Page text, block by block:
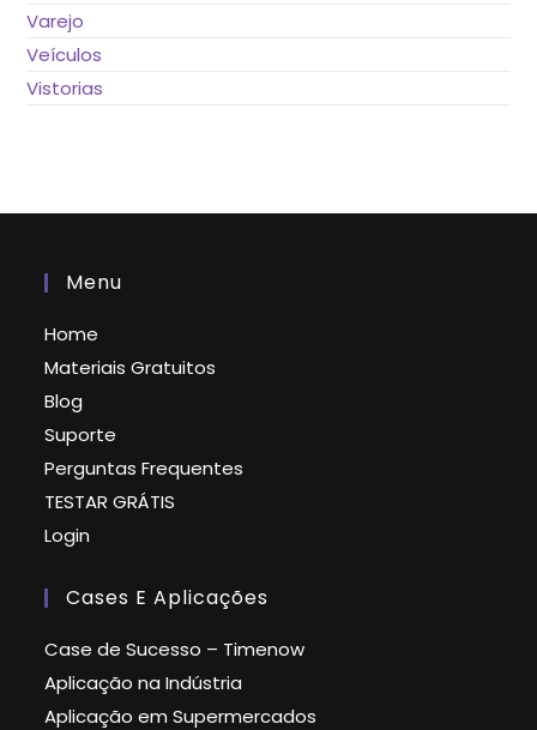
Varejo
Veículos
Vistorias
Menu
Home
Materiais Gratuitos
Blog
Suporte
Perguntas Frequentes
TESTAR GRÁTIS
Login
Cases E Aplicações
Case de Sucesso – Timenow
Aplicação na Indústria
Aplicação em Supermercados